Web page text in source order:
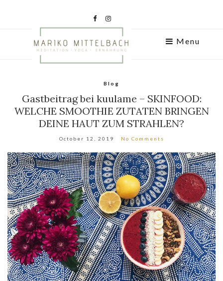
Menu
Blog
Gastbeitrag bei kuulame – SKINFOOD:
WELCHE SMOOTHIE ZUTATEN BRINGEN
DEINE HAUT ZUM STRAHLEN?
October 12, 2019 No Comments